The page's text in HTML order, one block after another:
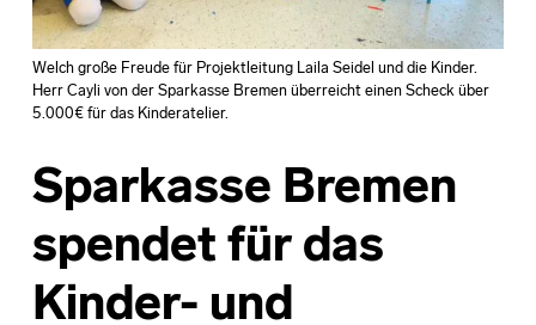
Welch große Freude für Projektleitung Laila Seidel und die Kinder.
Herr Cayli von der Sparkasse Bremen überreicht einen Scheck über
5.000€ für das Kinderatelier.
Sparkasse Bremen
spendet für das
Kinder- und